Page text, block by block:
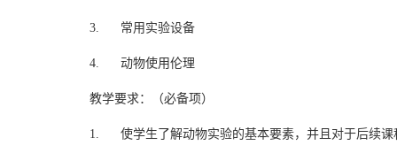
3. 常用实验设备
4. 动物使用伦理
教学要求：（必备项）
1. 使学生了解动物实验的基本要素，并且对于后续课